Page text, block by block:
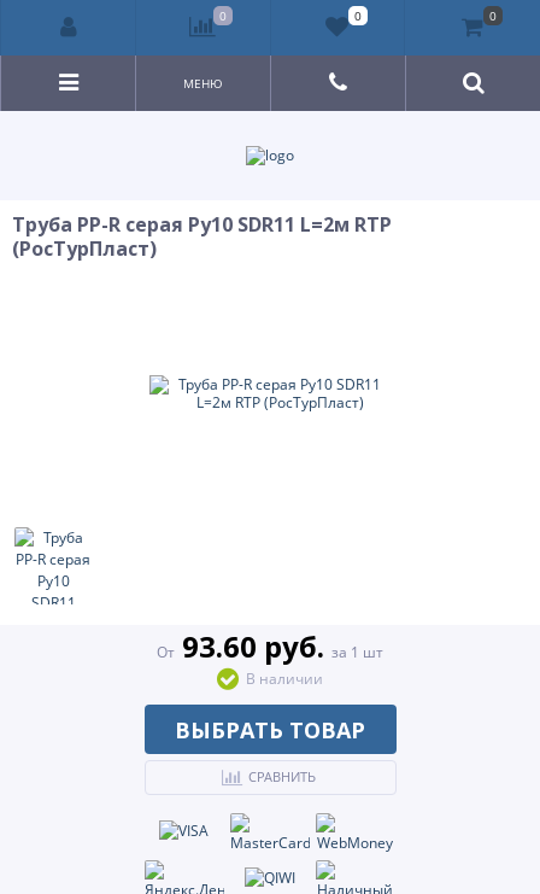
МЕНЮ
Труба PP-R серая Ру10 SDR11 L=2м RTP
(РосТурПласт)
От 93.60 руб. за 1 шт
В наличии
ВЫБРАТЬ ТОВАР
СРАВНИТЬ
0 0 0